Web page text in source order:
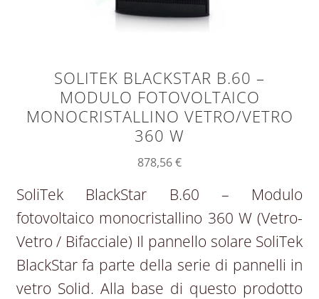
SOLITEK BLACKSTAR B.60 –
MODULO FOTOVOLTAICO
MONOCRISTALLINO VETRO/VETRO
360 W
878,56€
SoliTek BlackStar B.60 – Modulo
fotovoltaico monocristallino 360 W (Vetro-
Vetro / Bifacciale) Il pannello solare SoliTek
BlackStar fa parte della serie di pannelli in
vetro Solid. Alla base di questo prodotto